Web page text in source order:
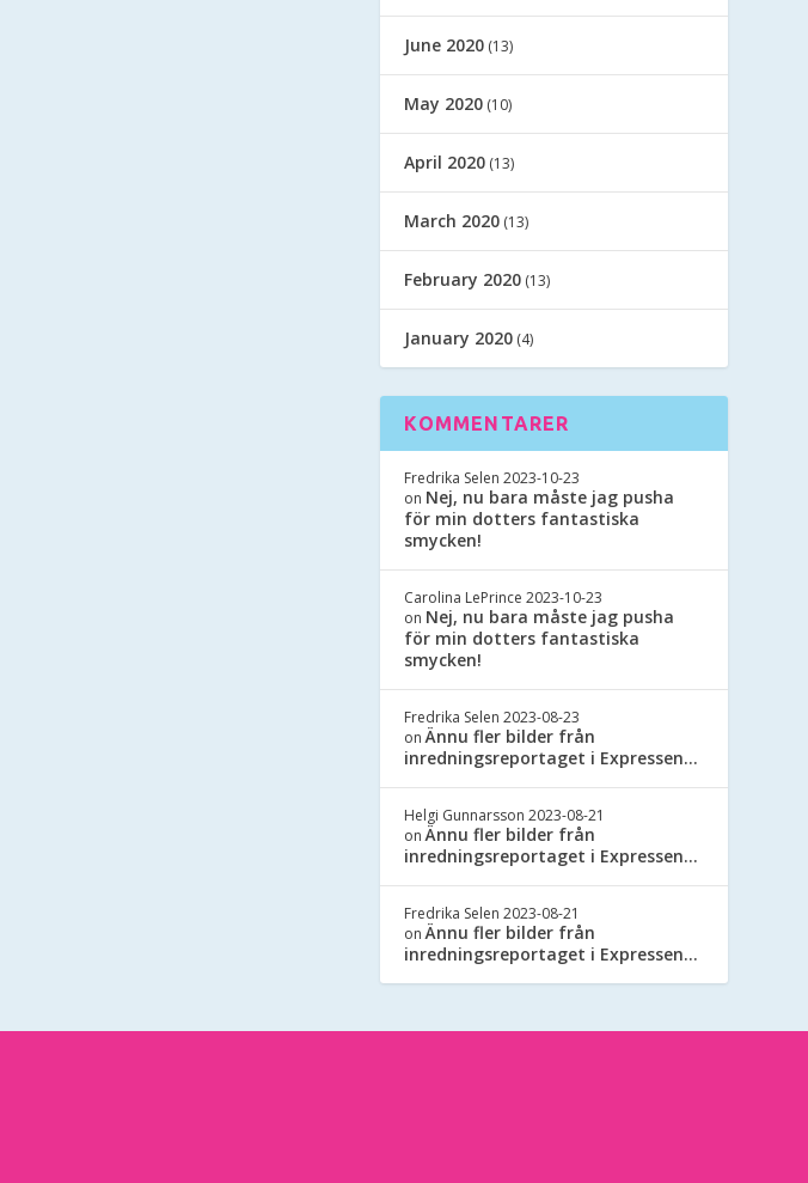
June 2020 (13)
May 2020 (10)
April 2020 (13)
March 2020 (13)
February 2020 (13)
January 2020 (4)
KOMMENTARER
Fredrika Selen 2023-10-23
on Nej, nu bara måste jag pusha
för min dotters fantastiska
smycken!
Carolina LePrince 2023-10-23
on Nej, nu bara måste jag pusha
för min dotters fantastiska
smycken!
Fredrika Selen 2023-08-23
onÄnnu fler bilder från
inredningsreportaget i Expressen…
Helgi Gunnarsson 2023-08-21
onÄnnu fler bilder från
inredningsreportaget i Expressen…
Fredrika Selen 2023-08-21
onÄnnu fler bilder från
inredningsreportaget i Expressen…